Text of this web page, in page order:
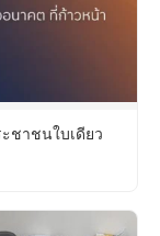
ชาชนใบเดียว